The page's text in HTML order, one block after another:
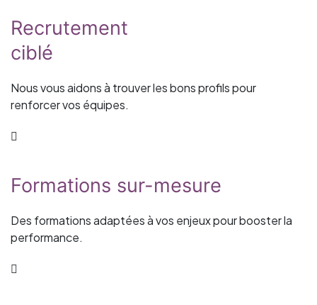
Recrutement
ciblé
Nous vous aidons à trouver les bons profils pour
renforcer vos équipes.
Formations sur-mesure
Des formations adaptées à vos enjeux pour booster la
performance.